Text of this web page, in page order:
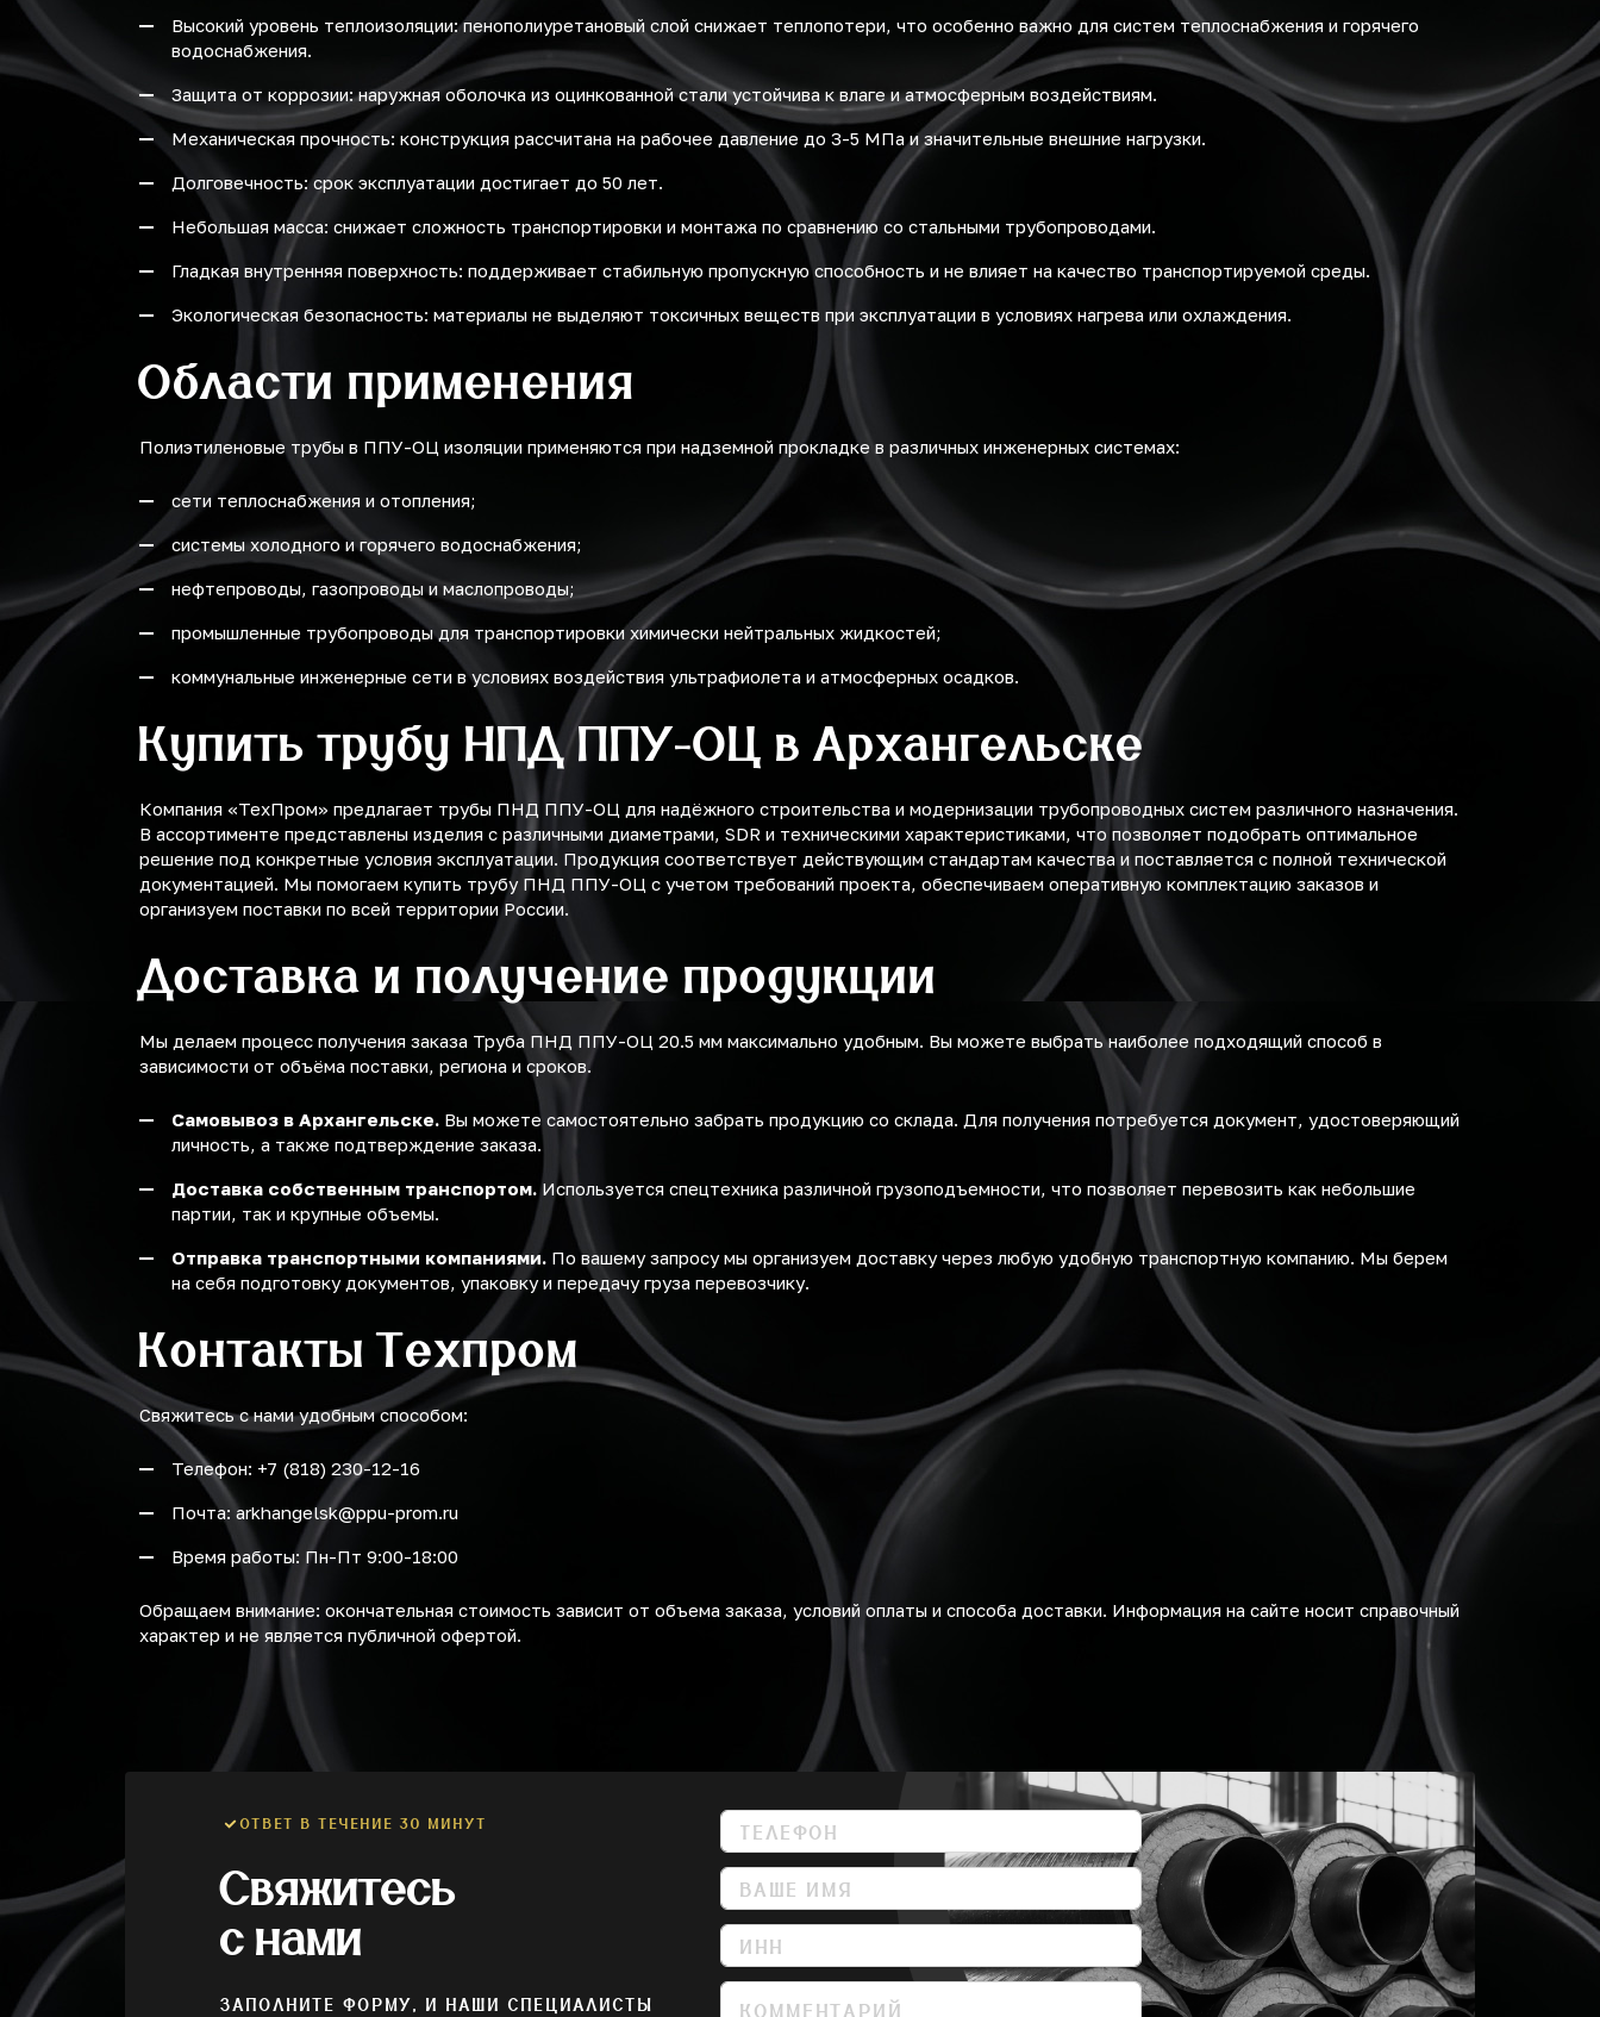
26.7
28.6
29.7
32.2
36.8
40.9
45.4
6.6
7.4
9.2
9.5
Высокий уровень теплоизоляции: пенополиуретановый слой снижает теплопотери, что особенно важно для систем теплоснабжения и горячего
водоснабжения.
Защита от коррозии: наружная оболочка из оцинкованной стали устойчива к влаге и атмосферным воздействиям.
Механическая прочность: конструкция рассчитана на рабочее давление до 3-5 МПа и значительные внешние нагрузки.
Долговечность: срок эксплуатации достигает до 50 лет.
Небольшая масса: снижает сложность транспортировки и монтажа по сравнению со стальными трубопроводами.
Гладкая внутренняя поверхность: поддерживает стабильную пропускную способность и не влияет на качество транспортируемой среды.
Экологическая безопасность: материалы не выделяют токсичных веществ при эксплуатации в условиях нагрева или охлаждения.
Области применения
Полиэтиленовые трубы в ППУ-ОЦ изоляции применяются при надземной прокладке в различных инженерных системах:
сети теплоснабжения и отопления;
системы холодного и горячего водоснабжения;
нефтепроводы, газопроводы и маслопроводы;
промышленные трубопроводы для транспортировки химически нейтральных жидкостей;
коммунальные инженерные сети в условиях воздействия ультрафиолета и атмосферных осадков.
Купить трубу НПД ППУ-ОЦ в Архангельске
Компания «ТехПром» предлагает трубы ПНД ППУ-ОЦ для надёжного строительства и модернизации трубопроводных систем различного назначения.
В ассортименте представлены изделия с различными диаметрами, SDR и техническими характеристиками, что позволяет подобрать оптимальное
решение под конкретные условия эксплуатации. Продукция соответствует действующим стандартам качества и поставляется с полной технической
документацией. Мы помогаем купить трубу ПНД ППУ-ОЦ с учетом требований проекта, обеспечиваем оперативную комплектацию заказов и
организуем поставки по всей территории России.
Доставка и получение продукции
Мы делаем процесс получения заказа Труба ПНД ППУ-ОЦ 20.5 мм максимально удобным. Вы можете выбрать наиболее подходящий способ в
зависимости от объёма поставки, региона и сроков.
Самовывоз в Архангельске. Вы можете самостоятельно забрать продукцию со склада. Для получения потребуется документ, удостоверяющий
личность, а также подтверждение заказа.
Доставка собственным транспортом.Используется спецтехника различной грузоподъемности, что позволяет перевозить как небольшие
партии, так и крупные объемы.
Отправка транспортными компаниями. По вашему запросу мы организуем доставку через любую удобную транспортную компанию. Мы берем
на себя подготовку документов, упаковку и передачу груза перевозчику.
Контакты Техпром
Свяжитесь с нами удобным способом:
Телефон: +7 (818) 230-12-16
Почта: arkhangelsk@ppu-prom.ru
Время работы: Пн-Пт 9:00-18:00
Обращаем внимание: окончательная стоимость зависит от объема заказа, условий оплаты и способа доставки. Информация на сайте носит справочный
характер и не является публичной офертой.
ОТВЕТ В ТЕЧЕНИЕ 30 МИНУТ
Свяжитесь
с нами
ЗАПОЛНИТЕ ФОРМУ, И НАШИ СПЕЦИАЛИСТЫ